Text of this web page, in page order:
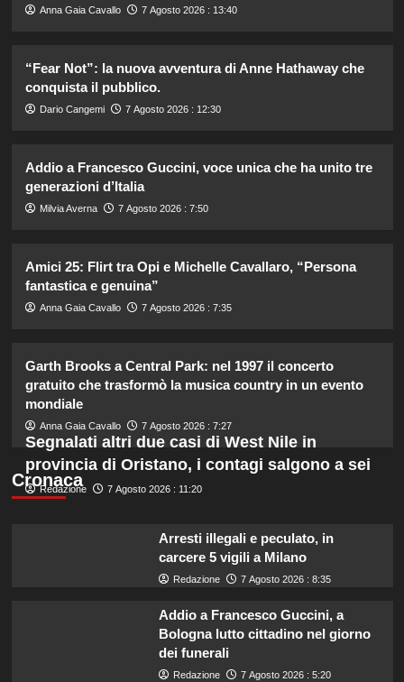
4
5
Rihanna in lingerie: dopo 10 anni, è
tornata in studio per il nuovo album!
1
sogno con le amiche prima del
2
Lorella Cuccarini compie 61 anni:
“Ho l’energia di una ventenne!”
celebrazione in famiglia da mamma
bis emozionante e gioiosa.
Lorenzo Riccardi nel cast del
Grande Fratello Vip? Claudia Dionigi
svela la verità.
Rihanna in lingerie: dopo 10 anni, è
tornata in studio per il nuovo album!
Anna Gaia Cavallo 7 Agosto 2026 : 13:40
“Fear Not”: la nuova avventura di Anne Hathaway che
conquista il pubblico.
Dario Cangemi 7 Agosto 2026 : 12:30
Addio a Francesco Guccini, voce unica che ha unito tre
generazioni d’Italia
Milvia Averna 7 Agosto 2026 : 7:50
Amici 25: Flirt tra Opi e Michelle Cavallaro, “Persona
fantastica e genuina”
Anna Gaia Cavallo 7 Agosto 2026 : 7:35
Garth Brooks a Central Park: nel 1997 il concerto
gratuito che trasformò la musica country in un evento
mondiale
Anna Gaia Cavallo 7 Agosto 2026 : 7:27
Cronaca
Segnalati altri due casi di West Nile in
provincia di Oristano, i contagi salgono a sei
Redazione 7 Agosto 2026 : 11:20
Arresti illegali e peculato, in
carcere 5 vigili a Milano
Redazione 7 Agosto 2026 : 8:35
Addio a Francesco Guccini, a
Bologna lutto cittadino nel giorno
dei funerali
Redazione 7 Agosto 2026 : 5:20